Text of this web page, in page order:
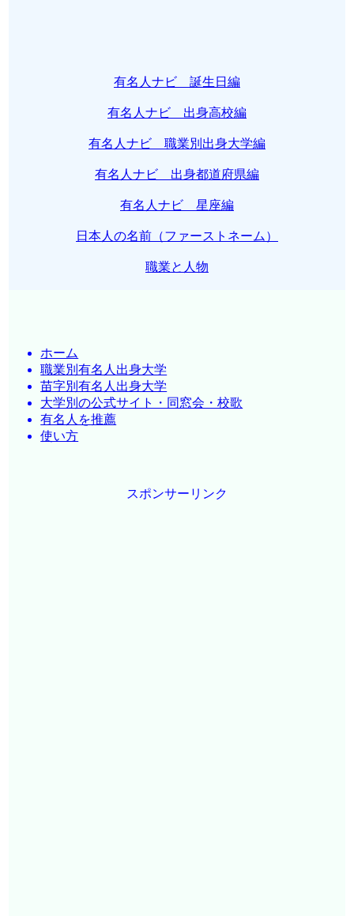
有名人ナビ 誕生日編
有名人ナビ 出身高校編
有名人ナビ 職業別出身大学編
有名人ナビ 出身都道府県編
有名人ナビ 星座編
日本人の名前（ファーストネーム）
職業と人物
ホーム
職業別有名人出身大学
苗字別有名人出身大学
大学別の公式サイト・同窓会・校歌
有名人を推薦
使い方
スポンサーリンク